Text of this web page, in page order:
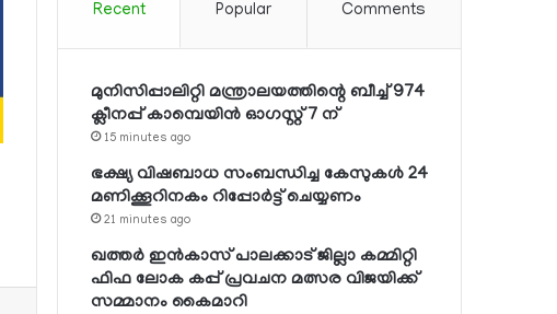
Recent Popular Comments
മുനിസിപ്പാലിറ്റി മന്ത്രാലയത്തിന്റെ ബീച്ച് 974
ക്ലീനപ്പ് കാമ്പെയിന്‍ ഓഗസ്റ്റ് 7 ന്
15 minutes ago
ഭക്ഷ്യ വിഷബാധ സംബന്ധിച്ച കേസുകള്‍ 24
മണിക്കൂറിനകം റിപ്പോര്‍ട്ട് ചെയ്യണം
21 minutes ago
ഖത്തര്‍ ഇന്‍കാസ് പാലക്കാട് ജില്ലാ കമ്മിറ്റി
ഫിഫ ലോക കപ്പ് പ്രവചന മത്സര വിജയിക്ക്
സമ്മാനം കൈമാറി